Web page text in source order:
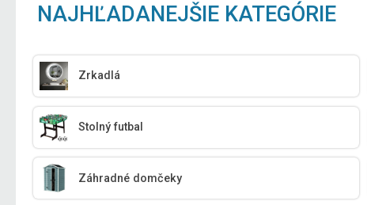
NAJHĽADANEJŠIE KATEGÓRIE
Zrkadlá
Stolný futbal
Záhradné domčeky